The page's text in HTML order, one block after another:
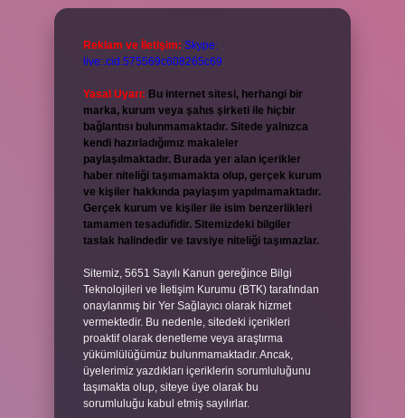
Reklam ve İletişim: Skype:
live:.cid.575569c608265c69
Yasal Uyarı: Bu internet sitesi, herhangi bir
marka, kurum veya şahıs şirketi ile hiçbir
bağlantısı bulunmamaktadır. Sitede yalnızca
kendi hazırladığımız makaleler
paylaşılmaktadır. Burada yer alan içerikler
haber niteliği taşımamakta olup, gerçek kurum
ve kişiler hakkında paylaşım yapılmamaktadır.
Gerçek kurum ve kişiler ile isim benzerlikleri
tamamen tesadüfidir. Sitemizdeki bilgiler
taslak halindedir ve tavsiye niteliği taşımazlar.
Sitemiz, 5651 Sayılı Kanun gereğince Bilgi
Teknolojileri ve İletişim Kurumu (BTK) tarafından
onaylanmış bir Yer Sağlayıcı olarak hizmet
vermektedir. Bu nedenle, sitedeki içerikleri
proaktif olarak denetleme veya araştırma
yükümlülüğümüz bulunmamaktadır. Ancak,
üyelerimiz yazdıkları içeriklerin sorumluluğunu
taşımakta olup, siteye üye olarak bu
sorumluluğu kabul etmiş sayılırlar.